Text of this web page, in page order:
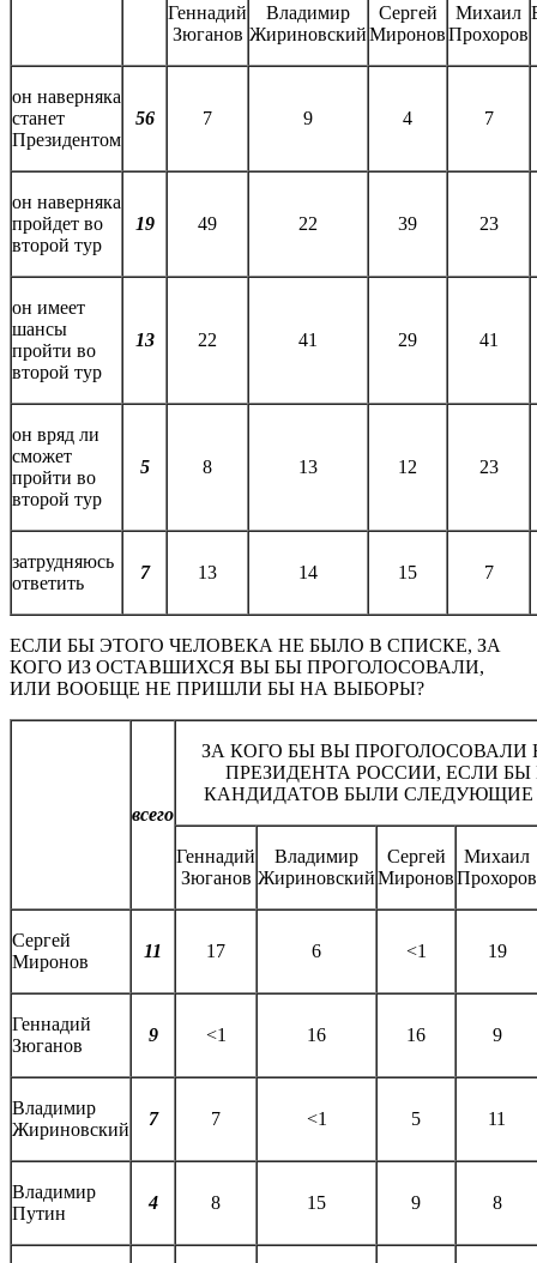
Геннадий
Зюганов
Владимир
Жириновский
Сергей
Миронов
Михаил
Прохоров
он наверняка
станет
Президентом
56 7 9 4 7
он наверняка
пройдет во
второй тур
19 49 22 39 23
он имеет
шансы
пройти во
второй тур
13 22 41 29 41
он вряд ли
сможет
пройти во
второй тур
5 8 13 12 23
затрудняюсь
ответить
7 13 14 15 7
ЕСЛИ БЫ ЭТОГО ЧЕЛОВЕКА НЕ БЫЛО В СПИСКЕ, ЗА
КОГО ИЗ ОСТАВШИХСЯ ВЫ БЫ ПРОГОЛОСОВАЛИ,
ИЛИ ВООБЩЕ НЕ ПРИШЛИ БЫ НА ВЫБОРЫ?
всего
ЗА КОГО БЫ ВЫ ПРОГОЛОСОВАЛИ
ПРЕЗИДЕНТА РОССИИ, ЕСЛИ БЫ
КАНДИДАТОВ БЫЛИ СЛЕДУЮЩИЕ
Геннадий
Зюганов
Владимир
Жириновский
Сергей
Миронов
Михаил
Прохоров
Сергей
Миронов
11 17 6 <1 19
Геннадий
Зюганов
9 <1 16 16 9
Владимир
Жириновский
7 7 <1 5 11
Владимир
Путин
4 8 15 9 8